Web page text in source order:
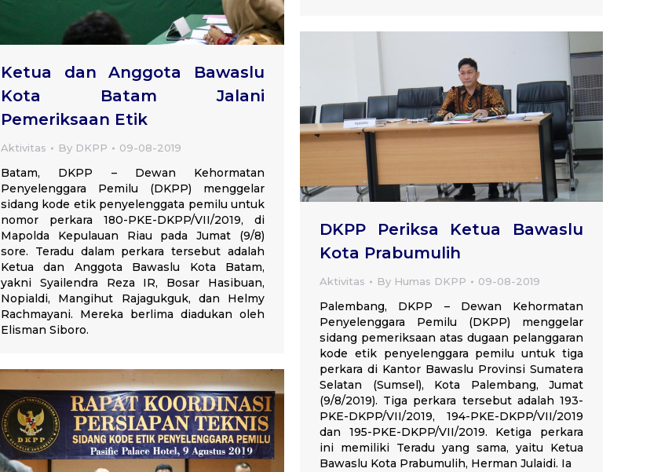
Ketua dan Anggota Bawaslu
Kota Batam Jalani
Pemeriksaan Etik
Aktivitas By DKPP 09-08-2019
Batam, DKPP – Dewan Kehormatan
Penyelenggara Pemilu (DKPP) menggelar
sidang kode etik penyelenggata pemilu untuk
nomor perkara 180-PKE-DKPP/VII/2019, di
Mapolda Kepulauan Riau pada Jumat (9/8)
sore. Teradu dalam perkara tersebut adalah
Ketua dan Anggota Bawaslu Kota Batam,
yakni Syailendra Reza IR, Bosar Hasibuan,
Nopialdi, Mangihut Rajagukguk, dan Helmy
Rachmayani. Mereka berlima diadukan oleh
Elisman Siboro.
DKPP Periksa Ketua Bawaslu
Kota Prabumulih
Aktivitas By Humas DKPP 09-08-2019
Palembang, DKPP – Dewan Kehormatan
Penyelenggara Pemilu (DKPP) menggelar
sidang pemeriksaan atas dugaan pelanggaran
kode etik penyelenggara pemilu untuk tiga
perkara di Kantor Bawaslu Provinsi Sumatera
Selatan (Sumsel), Kota Palembang, Jumat
(9/8/2019). Tiga perkara tersebut adalah 193-
PKE-DKPP/VII/2019, 194-PKE-DKPP/VII/2019
dan 195-PKE-DKPP/VII/2019. Ketiga perkara
ini memiliki Teradu yang sama, yaitu Ketua
Bawaslu Kota Prabumulih, Herman Julaidi. Ia